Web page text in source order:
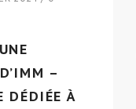
–
DÉDIÉE À